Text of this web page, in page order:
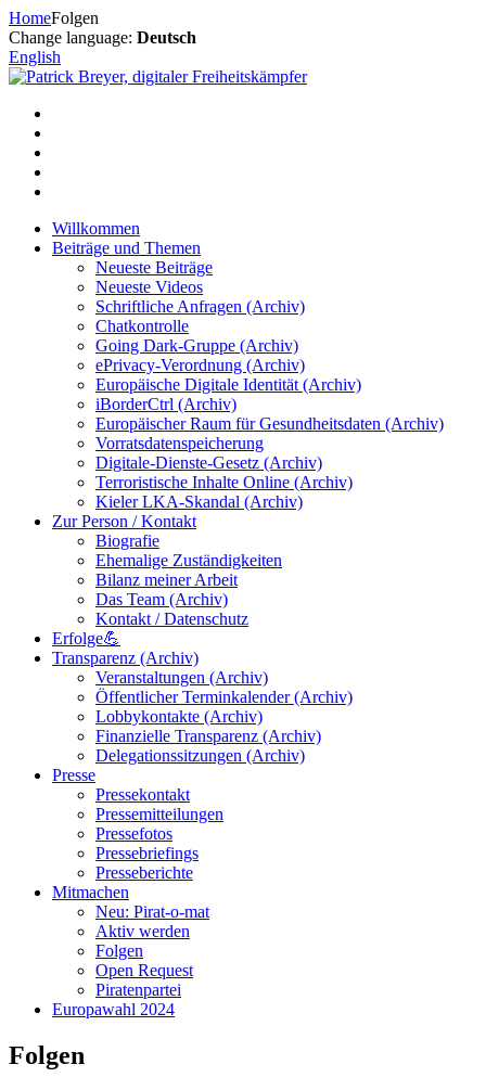
Zum
Inhalt
springen
HomeFolgen
Change language: Deutsch
English
Willkommen
Beiträge und Themen
Neueste Beiträge
Neueste Videos
Schriftliche Anfragen (Archiv)
Chatkontrolle
Going Dark-Gruppe (Archiv)
ePrivacy-Verordnung (Archiv)
Europäische Digitale Identität (Archiv)
iBorderCtrl (Archiv)
Europäischer Raum für Gesundheitsdaten (Archiv)
Vorratsdatenspeicherung
Digitale-Dienste-Gesetz (Archiv)
Terroristische Inhalte Online (Archiv)
Kieler LKA-Skandal (Archiv)
Zur Person / Kontakt
Biografie
Ehemalige Zuständigkeiten
Bilanz meiner Arbeit
Das Team (Archiv)
Kontakt / Datenschutz
Erfolge💪
Transparenz (Archiv)
Veranstaltungen (Archiv)
Öffentlicher Terminkalender (Archiv)
Lobbykontakte (Archiv)
Finanzielle Transparenz (Archiv)
Delegationssitzungen (Archiv)
Presse
Pressekontakt
Pressemitteilungen
Pressefotos
Pressebriefings
Presseberichte
Mitmachen
Neu: Pirat-o-mat
Aktiv werden
Folgen
Open Request
Piratenpartei
Europawahl 2024
Folgen